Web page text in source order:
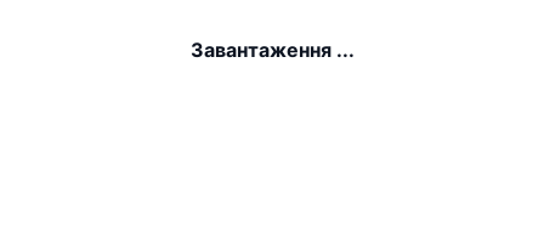
Завантаження ...